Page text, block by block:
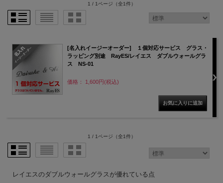
1 / 1ページ （全1件）
[名入れイージーオーダー] １個対応サービス グラス・
ラッピング別途 RayES/レイエス ダブルウォールグラ
ス NS-01
価格： 1,600円(税込)
1 / 1ページ （全1件）
レイエスのダブルウォールグラスが優れている点